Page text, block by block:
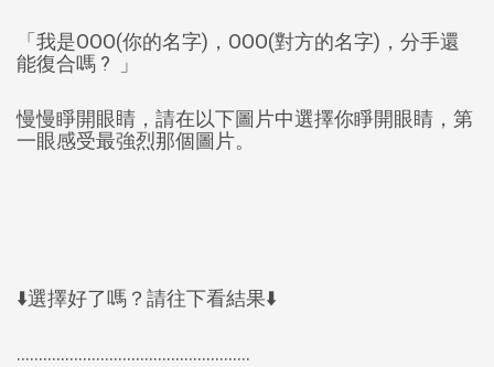
活動專區
FOLLOWS US
「我是OOO(你的名字)，OOO(對方的名字)，分手還
能復合嗎 ? 」
慢慢睜開眼睛，請在以下圖片中選擇你睜開眼睛，第
一眼感受最強烈那個圖片。
⬇️選擇好了嗎？請往下看結果⬇️
.....................................................